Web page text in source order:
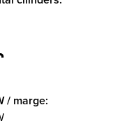
/ marge: